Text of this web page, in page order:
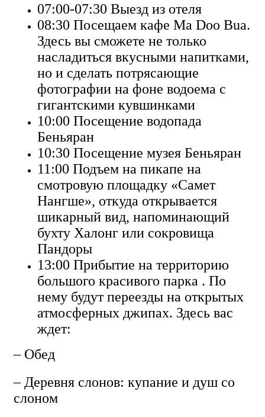
07:00-07:30 Выезд из отеля
08:30 Посещаем кафе Ma Doo Bua.
Здесь вы сможете не только
насладиться вкусными напитками,
но и сделать потрясающие
фотографии на фоне водоема с
гигантскими кувшинками
10:00 Посещение водопада
Беньяран
10:30 Посещение музея Беньяран
11:00 Подъем на пикапе на
смотровую площадку «Самет
Нангше», откуда открывается
шикарный вид, напоминающий
бухту Халонг или сокровища
Пандоры
13:00 Прибытие на территорию
большого красивого парка . По
нему будут переезды на открытых
атмосферных джипах. Здесь вас
ждет:
– Обед
– Деревня слонов: купание и душ со
слоном